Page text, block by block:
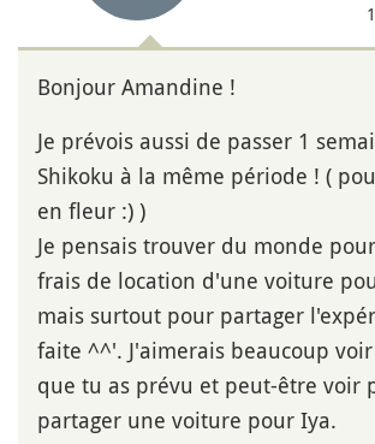
Bonjour Amandine !
Je prévois aussi de passer 1
Shikoku à la même période ! (
en fleur :) )
Je pensais trouver du monde
frais de location d'une voiture
mais surtout pour partager
faite ^^'. J'aimerais beaucoup
que tu as prévu et peut-être voir
partager une voiture pour Iya.